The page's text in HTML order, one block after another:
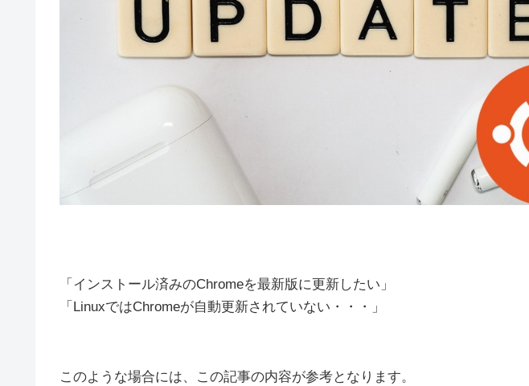
「インストール済みのChromeを最新版に更新したい」
「LinuxではChromeが自動更新されていない・・・」
このような場合には、この記事の内容が参考となります。